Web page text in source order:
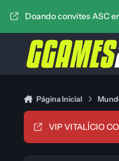
Doando convites ASC
Página Inicial
VIP VITALÍCIO